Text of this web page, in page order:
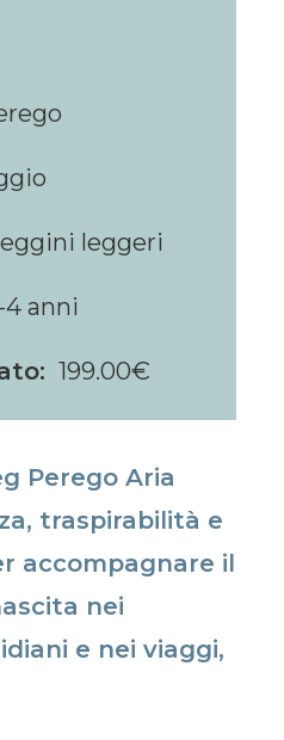
leggeri
4 anni
199.00€
Perego Aria
traspirabilità e
accompagnare il
nei
e nei viaggi,